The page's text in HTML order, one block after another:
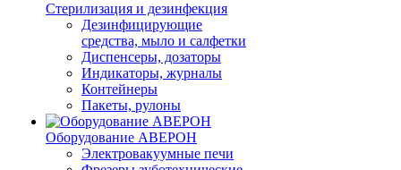
Стерилизация и дезинфекция
Дезинфицирующие
средства, мыло и салфетки
Диспенсеры, дозаторы
Индикаторы, журналы
Контейнеры
Пакеты, рулоны
Оборудование АВЕРОН
Электровакуумные печи